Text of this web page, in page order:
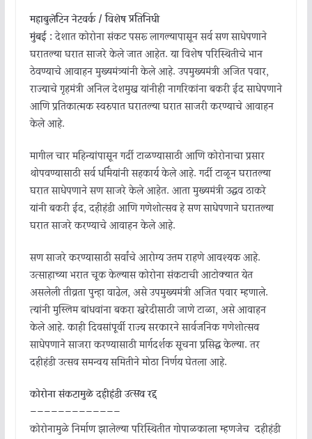
महाबुलेटिन नेटवर्क / विशेष प्रतिनिधी
मुंबई :देशात कोरोना संकट पसरू लागल्यापासून सर्व सण साधेपणाने
घरातल्या घरात साजरे केले जात आहेत. या विशेष परिस्थितीचे भान
ठेवण्याचे आवाहन मुख्यमंत्र्यांनी केले आहे. उपमुख्यमंत्री अजित पवार,
राज्याचे गृहमंत्री अनिल देशमुख यांनीही नागरिकांना बकरी ईद साधेपणाने
आणि प्रतिकात्मक स्वरुपात घरातल्या घरात साजरी करण्याचे आवाहन
केले आहे.
मागील चार महिन्यांपासून गर्दी टाळण्यासाठी आणि कोरोनाचा प्रसार
थोपवण्यासाठी सर्व धर्मियांनी सहकार्य केले आहे. गर्दी टाळून घरातल्या
घरात साधेपणाने सण साजरे केले आहेत. आता मुख्यमंत्री उद्धव ठाकरे
यांनी बकरी ईद, दहीहंडी आणि गणेशोत्सव हे सण साधेपणाने घरातल्या
घरात साजरे करण्याचे आवाहन केले आहे.
सण साजरे करण्यासाठी सर्वांचे आरोग्य उत्तम राहणे आवश्यक आहे.
उत्साहाच्या भरात चूक केल्यास कोरोना संकटाची आटोक्यात येत
असलेली तीव्रता पुन्हा वाढेल, असे उपमुख्यमंत्री अजित पवार म्हणाले.
त्यांनी मुस्लिम बांधवांना बकरा खरेदीसाठी जाणे टाळा, असे आवाहन
केले आहे. काही दिवसांपूर्वी राज्य सरकारने सार्वजनिक गणेशोत्सव
साधेपणाने साजरा करण्यासाठी मार्गदर्शक सूचना प्रसिद्ध केल्या. तर
दहीहंडी उत्सव समन्वय समितीने मोठा निर्णय घेतला आहे.
कोरोना संकटामुळे दहीहंडी उत्सव रद्द
—————————————
कोरोनामुळे निर्माण झालेल्या परिस्थितीत गोपाळकाला म्हणजेच दहीहंडी